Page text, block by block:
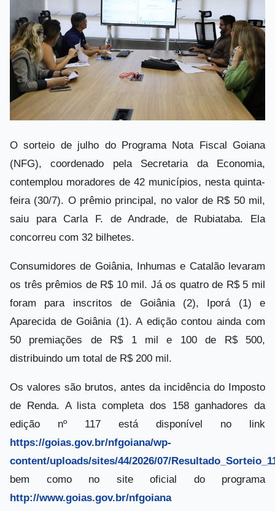
O sorteio de julho do Programa Nota Fiscal Goiana
(NFG), coordenado pela Secretaria da Economia,
contemplou moradores de 42 municípios, nesta quinta-
feira (30/7). O prêmio principal, no valor de R$ 50 mil,
saiu para Carla F. de Andrade, de Rubiataba. Ela
concorreu com 32 bilhetes.
Consumidores de Goiânia, Inhumas e Catalão levaram
os três prêmios de R$ 10 mil. Já os quatro de R$ 5 mil
foram para inscritos de Goiânia (2), Iporá (1) e
Aparecida de Goiânia (1). A edição contou ainda com
50 premiações de R$ 1 mil e 100 de R$ 500,
distribuindo um total de R$ 200 mil.
Os valores são brutos, antes da incidência do Imposto
de Renda. A lista completa dos 158 ganhadores da
edição nº 117 está disponível no link
https://goias.gov.br/nfgoiana/wp-
content/uploads/sites/44/2026/07/
bem como no site oficial do programa
http://www.goias.gov.br/nfgoiana